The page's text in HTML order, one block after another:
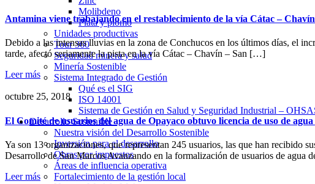
Molibdeno
Plata y plomo
Unidades productivas
Tour 360
Seguridad minera y salud
Minería Sostenible
Sistema Integrado de Gestión
Qué es el SIG
ISO 14001
Sistema de Gestión en Salud y Seguridad Industrial –
Desarrollo Sostenible
Nuestra visión del Desarrollo Sostenible
Inversión para el desarrollo
Obras por impuestos
Áreas de influencia operativa
Fortalecimiento de la gestión local
Antamina viene trabajando en el restablecimiento de la vía Cátac –
Debido a las intensas lluvias en la zona de Conchucos en los últimos días, el
tarde, afectó seriamente la pista en la vía Cátac – Chavín – San […]
Leer más
octubre 25, 2018
El Comité de usuarios del agua de Opayaco obtuvo licencia de uso de
Ya son 13 organizaciones, que representan 245 usuarios, las que han recibido
Desarrollo de San Marcos Avanzando en la formalización de usuarios de
Leer más